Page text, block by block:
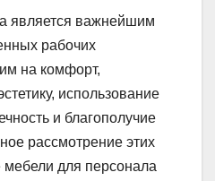
является важнейшим
рабочих
на комфорт,
использование
и благополучие
рассмотрение этих
для персонала